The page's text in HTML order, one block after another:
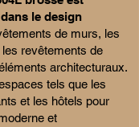
le design
de murs, les
revêtements de
architecturaux.
tels que les
et les hôtels pour
et